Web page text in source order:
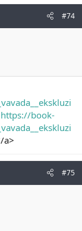
#74
https://book-
a>
#75